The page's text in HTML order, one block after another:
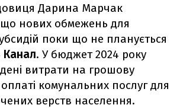
Дарина Марчак
нових обмежень для
поки що не планується
Канал. У бюджет 2024 року
витрати на грошову
комунальних послуг для
верств населення.